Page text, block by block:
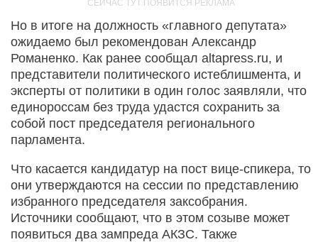
Но в итоге на должность «главного депутата»
ожидаемо был рекомендован Александр
Романенко. Как ранее сообщал altapress.ru, и
представители политического истеблишмента, и
эксперты от политики в один голос заявляли, что
единороссам без труда удастся сохранить за
собой пост председателя регионального
парламента.
Что касается кандидатур на пост вице-спикера, то
они утверждаются на сессии по представлению
избранного председателя заксобрания.
Источники сообщают, что в этом созыве может
появиться два зампреда АКЗС. Также